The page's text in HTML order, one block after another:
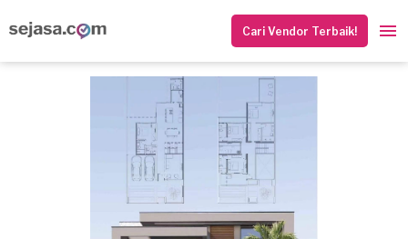
Cari Vendor Terbaik!